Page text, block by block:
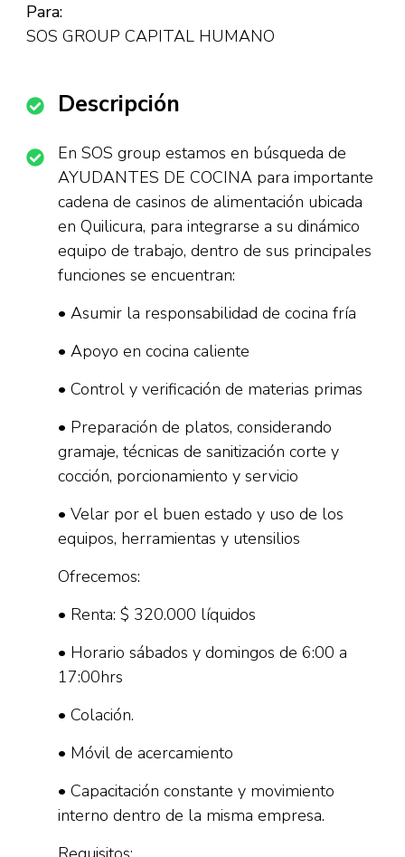
Para:
SOS GROUP CAPITAL HUMANO
Descripción
En SOS group estamos en búsqueda de
AYUDANTES DE COCINA para importante
cadena de casinos de alimentación ubicada
en Quilicura, para integrarse a su dinámico
equipo de trabajo, dentro de sus principales
funciones se encuentran:
• Asumir la responsabilidad de cocina fría
• Apoyo en cocina caliente
• Control y verificación de materias primas
• Preparación de platos, considerando
gramaje, técnicas de sanitización corte y
cocción, porcionamiento y servicio
• Velar por el buen estado y uso de los
equipos, herramientas y utensilios
Ofrecemos:
• Renta: $ 320.000 líquidos
• Horario sábados y domingos de 6:00 a
17:00hrs
• Colación.
• Móvil de acercamiento
• Capacitación constante y movimiento
interno dentro de la misma empresa.